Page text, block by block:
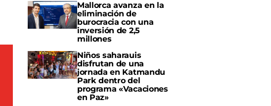
Mallorca avanza en la
eliminación de
burocracia con una
inversión de 2,5
millones
Niños saharauis
disfrutan de una
jornada en Katmandu
Park dentro del
programa «Vacaciones
en Paz»